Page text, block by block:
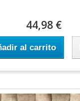
44,98 €
al carrito